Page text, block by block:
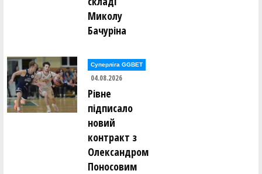
Миколу
Бачуріна
Суперліга GGBET
04.08.2026
Рівне
підписало
новий
контракт з
Олександром
Поносовим